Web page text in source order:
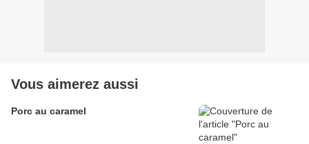
Vous aimerez aussi
Porc au caramel